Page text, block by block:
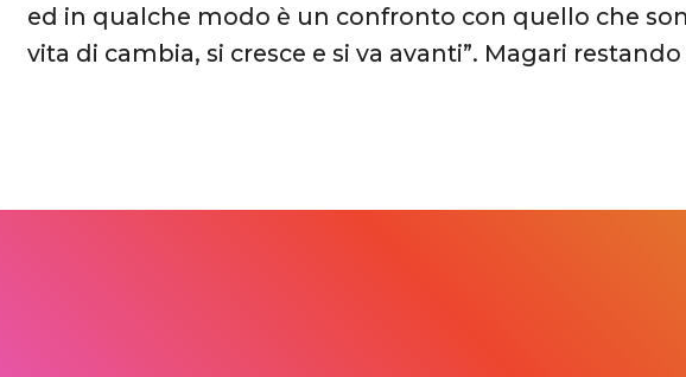
ed in qualche modo è un confronto con quello che
vita di cambia, si cresce e si va avanti”. Magari